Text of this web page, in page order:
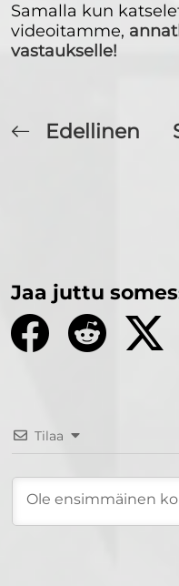
Samalla kun
videoitamme,
vastaukselle!
Edellinen
Jaa juttu
Tilaa